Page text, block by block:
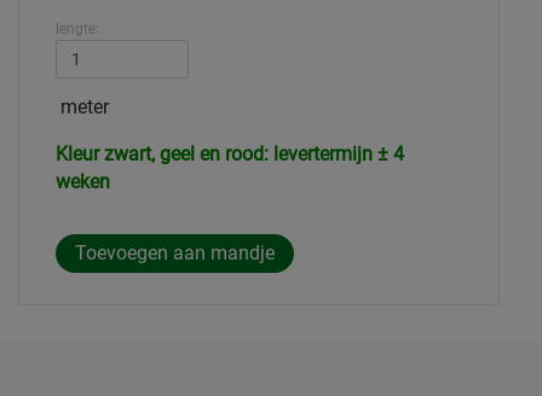
lengte:
meter
Kleur zwart, geel en rood: levertermijn ± 4
weken